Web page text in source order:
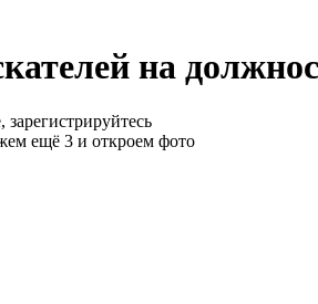
на
ещё 3 и откроем фото